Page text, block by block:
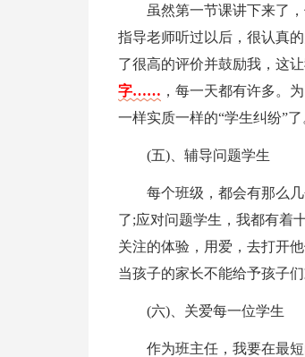
虽然第一节课讲下来了
指导老师听过以后，很认真
了很高的评价并鼓励我，这
字…… ，每一天都有许多。
一样实质一样的“学生纠纷”
(五)、辅导问题学生
每个班级，都会有那么
了;应对问题学生，我都有着
关注的体验，用爱，去打开
当孩子的家长不能给予孩子
(六)、关爱每一位学生
作为班主任，我要在最